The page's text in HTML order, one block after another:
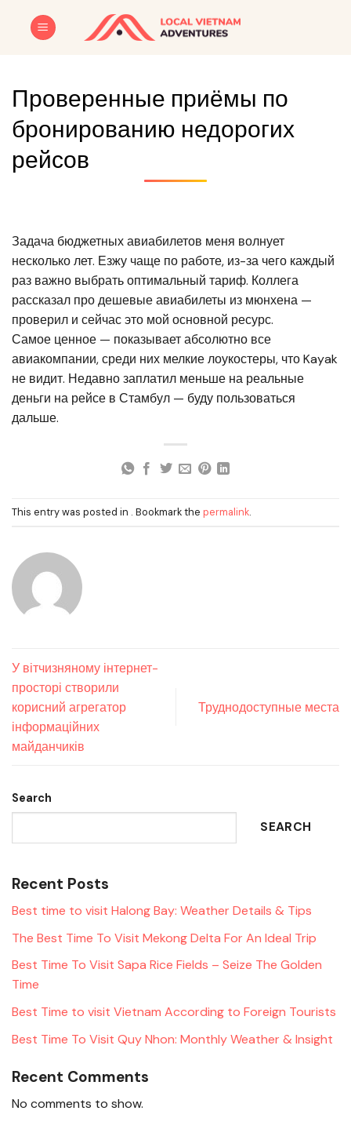
Проверенные приёмы по
бронированию недорогих
рейсов
Задача бюджетных авиабилетов меня волнует
несколько лет. Езжу чаще по работе, из-за чего каждый
раз важно выбрать оптимальный тариф. Коллега
рассказал про дешевые авиабилеты из мюнхена —
проверил и сейчас это мой основной ресурс.
Самое ценное — показывает абсолютно все
авиакомпании, среди них мелкие лоукостеры, что Kayak
не видит. Недавно заплатил меньше на реальные
деньги на рейсе в Стамбул — буду пользоваться
дальше.
This entry was posted in . Bookmark the permalink.
У вітчизняному інтернет-
просторі створили
корисний агрегатор
інформаційних
майданчиків
Труднодоступные места
Search
SEARCH
Recent Posts
Best time to visit Halong Bay: Weather Details & Tips
The Best Time To Visit Mekong Delta For An Ideal Trip
Best Time To Visit Sapa Rice Fields – Seize The Golden
Time
Best Time to visit Vietnam According to Foreign Tourists
Best Time To Visit Quy Nhon: Monthly Weather & Insight
Recent Comments
No comments to show.